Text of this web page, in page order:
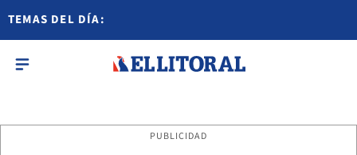
TEMAS DEL DÍA:
PUBLICIDAD